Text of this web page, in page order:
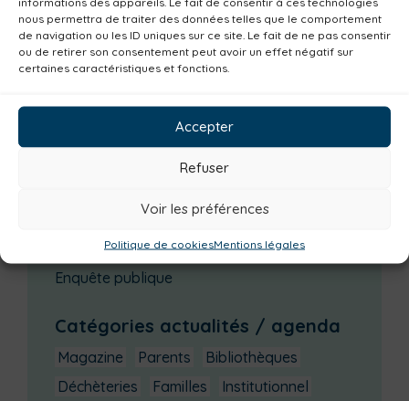
nous permettra de traiter des données telles que le comportement
de navigation ou les ID uniques sur ce site. Le fait de ne pas consentir
ou de retirer son consentement peut avoir un effet négatif sur
certaines caractéristiques et fonctions.
Accepter
Refuser
Voir les préférences
Politique de cookiesMentions légales
Janvier Février Mars Avril Mai
Juin
Juillet
Août Septembre
Octobre
Novembre
Décembre
Dernières actualités
Groupe d’échanges entre parents : phobie
La saison culturelle 2026-2027 est lancée !
Changements d’horaires activités jeunes
Enquête publique
Catégories actualités / agenda
Magazine Parents
Bibliothèques
Déchèteries
Familles
Institutionnel